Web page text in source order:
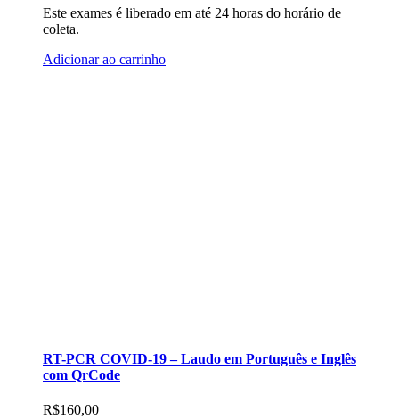
Este exames é liberado em até 24 horas do horário de
coleta.
Adicionar ao carrinho
RT-PCR COVID-19 – Laudo em Português e Inglês
com QrCode
R$160,00